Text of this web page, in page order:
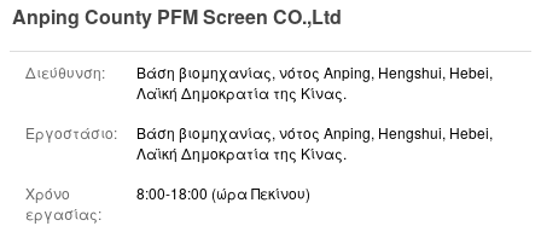
Anping County PFM Screen CO.,Ltd
Διεύθυνση:
Βάση βιομηχανίας, νότος Anping, Hengshui, Hebei,
Λαϊκή Δημοκρατία της Κίνας.
Εργοστάσιο:
Βάση βιομηχανίας, νότος Anping, Hengshui, Hebei,
Λαϊκή Δημοκρατία της Κίνας.
Χρόνο
εργασίας:
8:00-18:00 (ώρα Πεκίνου)